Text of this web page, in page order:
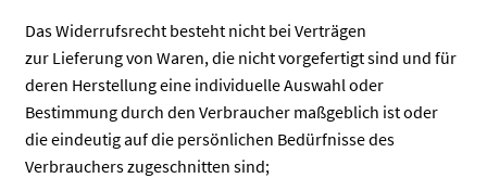
Das Widerrufsrecht besteht nicht bei Verträgen
zur Lieferung von Waren, die nicht vorgefertigt sind und für
deren Herstellung eine individuelle Auswahl oder
Bestimmung durch den Verbraucher maßgeblich ist oder
die eindeutig auf die persönlichen Bedürfnisse des
Verbrauchers zugeschnitten sind;